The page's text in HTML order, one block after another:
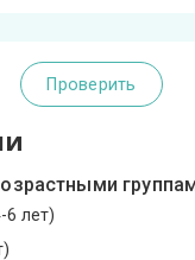
Проверить
лет)